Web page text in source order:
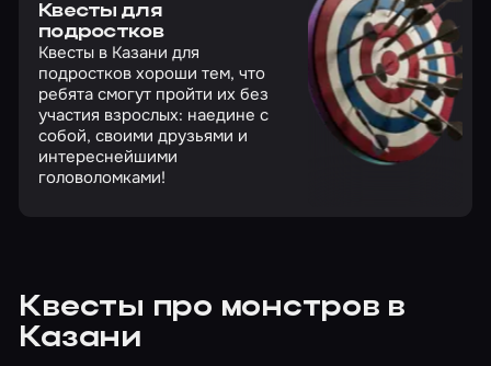
Квесты для
подростков
Квесты в Казани для
подростков хороши тем, что
ребята смогут пройти их без
участия взрослых: наедине с
собой, своими друзьями и
интереснейшими
головоломками!
Квесты про монстров в
Казани